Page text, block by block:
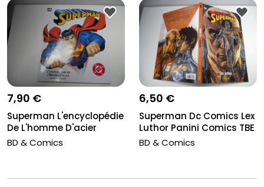
7,90 €
Superman L'encyclopédie
De L'homme D'acier
Semic D...
BD & Comics
6,50 €
Superman Dc Comics Lex
Luthor Panini Comics TBE
BD & Comics